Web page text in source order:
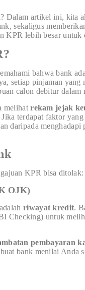
Dalam artikel ini, kita
sekaligus
KPR lebih besar untuk
bahwa bank
setiap pinjaman yang
calon debitur dalam
melihatrekam jejak
Jika terdapat faktor
daripada menghadapi
KPR bisa ditolak:
OJK)
riwayat kredit.
Checking) untuk
pembayaran
bank menilai Anda